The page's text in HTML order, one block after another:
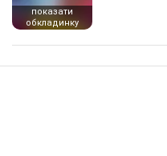
показати
обкладинку